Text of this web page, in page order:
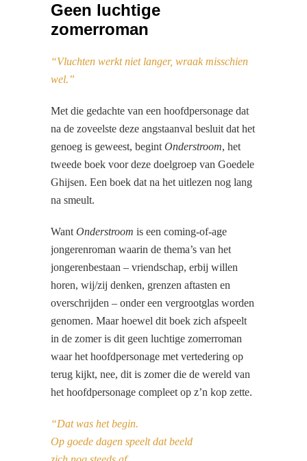
Geen luchtige
zomerroman
“Vluchten werkt niet langer, wraak misschien
wel.”
Met die gedachte van een hoofdpersonage dat
na de zoveelste deze angstaanval besluit dat het
genoeg is geweest, begint Onderstroom, het
tweede boek voor deze doelgroep van Goedele
Ghijsen. Een boek dat na het uitlezen nog lang
na smeult.
Want Onderstroom is een coming-of-age
jongerenroman waarin de thema’s van het
jongerenbestaan – vriendschap, erbij willen
horen, wij/zij denken, grenzen aftasten en
overschrijden – onder een vergrootglas worden
genomen. Maar hoewel dit boek zich afspeelt
in de zomer is dit geen luchtige zomerroman
waar het hoofdpersonage met vertedering op
terug kijkt, nee, dit is zomer die de wereld van
het hoofdpersonage compleet op z’n kop zette.
“Dat was het begin.
Op goede dagen speelt dat beeld